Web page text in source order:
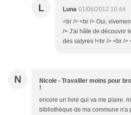
L Luna 01/06/2012 10:44
<br /> <br /> Oui,
/> J'ai hâte de découvrir
des satyres !<br /> <br />
N
Nicole - Travailler moins pour
!
encore un livre qui va me plaire.
bibliothèque de ma commune n'a